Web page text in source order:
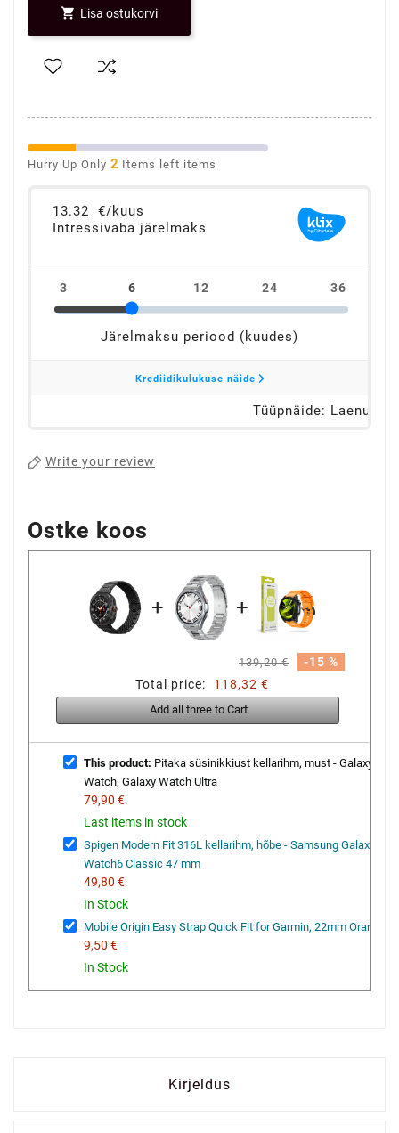
 Lisa ostukorvi
Hurry Up Only 2 Items left items
Write your review
Ostke koos
+ +
139,20 €
-15 %
Total price:
118,32 €
Add all three to Cart
This product: Pitaka süsinikkiust kellarihm, must - Galaxy
Watch, Galaxy Watch Ultra
79,90 €
Last items in stock
Spigen Modern Fit 316L kellarihm, hõbe - Samsung Galaxy
Watch6 Classic 47 mm
49,80 €
In Stock
Mobile Origin Easy Strap Quick Fit for Garmin, 22mm Orange
9,50 €
In Stock
Kirjeldus